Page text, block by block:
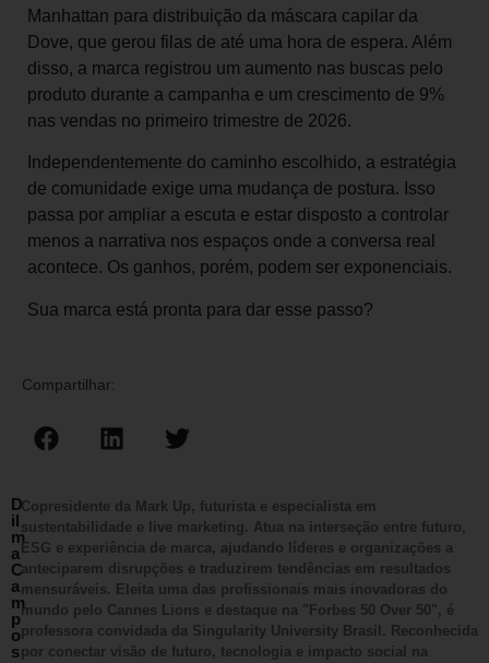
Manhattan para distribuição da máscara capilar da
Dove, que gerou filas de até uma hora de espera. Além
disso, a marca registrou um aumento nas buscas pelo
produto durante a campanha e um crescimento de 9%
nas vendas no primeiro trimestre de 2026.
Independentemente do caminho escolhido, a estratégia
de comunidade exige uma mudança de postura. Isso
passa por ampliar a escuta e estar disposto a controlar
menos a narrativa nos espaços onde a conversa real
acontece. Os ganhos, porém, podem ser exponenciais.
Sua marca está pronta para dar esse passo?
Compartilhar:
D
il
m
a
C
a
m
p
o
s
Copresidente da Mark Up, futurista e especialista em
sustentabilidade e live marketing. Atua na interseção entre futuro,
ESG e experiência de marca, ajudando líderes e organizações a
anteciparem disrupções e traduzirem tendências em resultados
mensuráveis. Eleita uma das profissionais mais inovadoras do
mundo pelo Cannes Lions e destaque na "Forbes 50 Over 50", é
professora convidada da Singularity University Brasil. Reconhecida
por conectar visão de futuro, tecnologia e impacto social na